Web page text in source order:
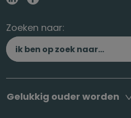
Zoeken naar:
Gelukkig ouder worden